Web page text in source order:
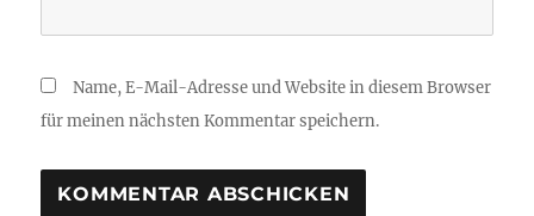
Name, E-Mail-Adresse und Website in diesem Browser
für meinen nächsten Kommentar speichern.